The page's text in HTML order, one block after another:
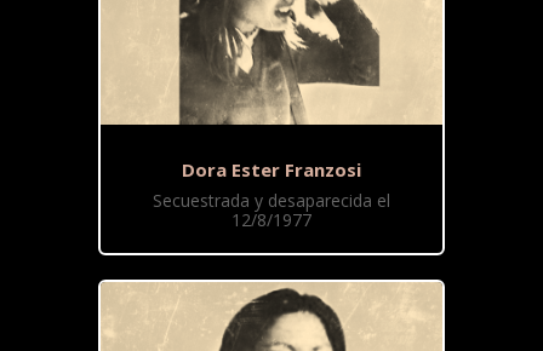
Dora Ester Franzosi
Secuestrada y desaparecida el
12/8/1977